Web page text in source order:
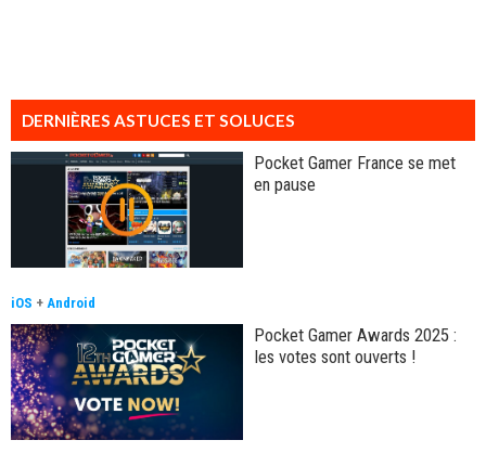
DERNIÈRES ASTUCES ET SOLUCES
Pocket Gamer France se met
en pause
iOS + Android
Pocket Gamer Awards 2025 :
les votes sont ouverts !